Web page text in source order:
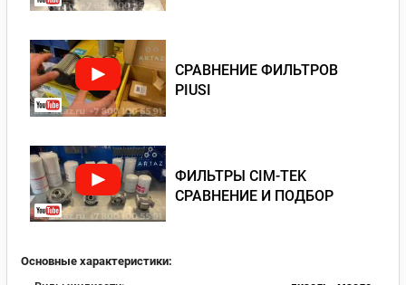
СРАВНЕНИЕ ФИЛЬТРОВ
PIUSI
ФИЛЬТРЫ CIM-TEK
СРАВНЕНИЕ И ПОДБОР
Основные характеристики: